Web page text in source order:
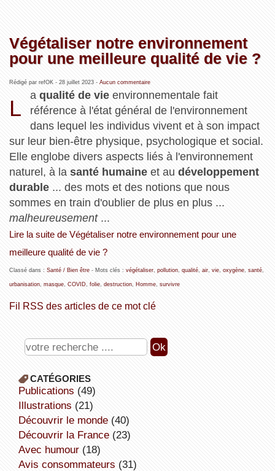
Végétaliser notre environnement
pour une meilleure qualité de vie ?
Rédigé par refOK - 28 juillet 2023- Aucun commentaire
L
aqualité de vie environnementale fait
référence à l'état général de l'environnement
dans lequel les individus vivent et à son impact
sur leur bien-être physique, psychologique et social.
Elle englobe divers aspects liés à l'environnement
naturel, à la santé humaineet au développement
durable... des mots et des notions que nous
sommes en train d'oublier de plus en plus ...
malheureusement...
Lire la suite de Végétaliser notre environnement pour une
meilleure qualité de vie ?
Classé dans : Santé / Bien être- Mots clés : végétaliser, pollution, qualité, air, vie, oxygène, santé,
urbanisation, masque, COVID, folie, destruction, Homme, survivre
Fil RSS des articles de ce mot clé
CATÉGORIES
publications (49)
illustrations (21)
découvrir le monde(40)
découvrir la France(23)
avec humour(18)
avis consommateurs (31)